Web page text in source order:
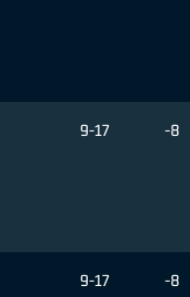
9-17 -8
9-17 -8